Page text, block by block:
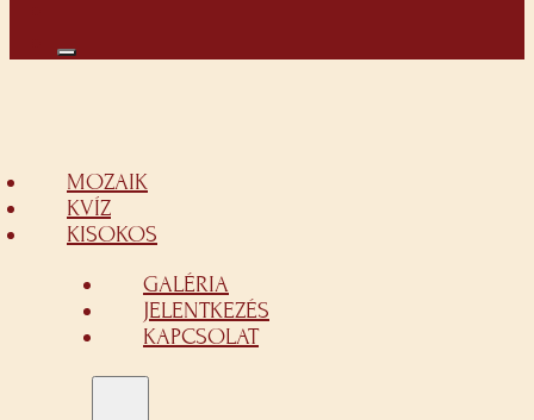
MOZAIK
KVÍZ
KISOKOS
GALÉRIA
JELENTKEZÉS
KAPCSOLAT